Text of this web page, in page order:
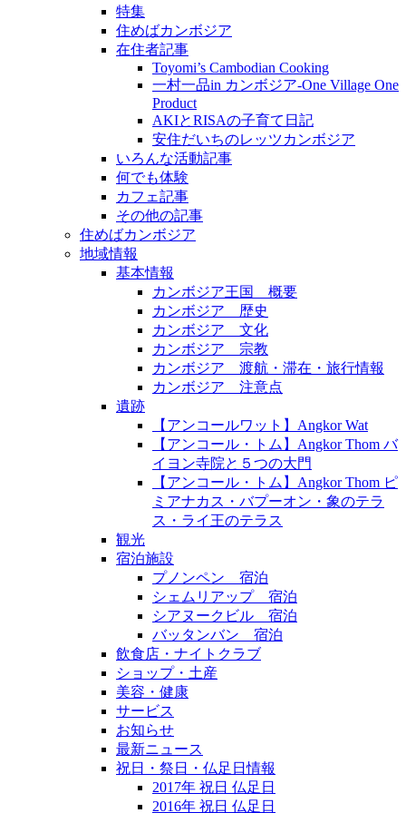
特集
住めばカンボジア
在住者記事
Toyomi’s Cambodian Cooking
一村一品in カンボジア-One Village One
Product
AKIとRISAの子育て日記
安住だいちのレッツカンボジア
いろんな活動記事
何でも体験
カフェ記事
その他の記事
住めばカンボジア
地域情報
基本情報
カンボジア王国 概要
カンボジア 歴史
カンボジア 文化
カンボジア 宗教
カンボジア 渡航・滞在・旅行情報
カンボジア 注意点
遺跡
【アンコールワット】Angkor Wat
【アンコール・トム】Angkor Thom バ
イヨン寺院と５つの大門
【アンコール・トム】Angkor Thom ピ
ミアナカス・バプーオン・象のテラ
ス・ライ王のテラス
観光
宿泊施設
プノンペン 宿泊
シェムリアップ 宿泊
シアヌークビル 宿泊
バッタンバン 宿泊
飲食店・ナイトクラブ
ショップ・土産
美容・健康
サービス
お知らせ
最新ニュース
祝日・祭日・仏足日情報
2017年 祝日 仏足日
2016年 祝日 仏足日